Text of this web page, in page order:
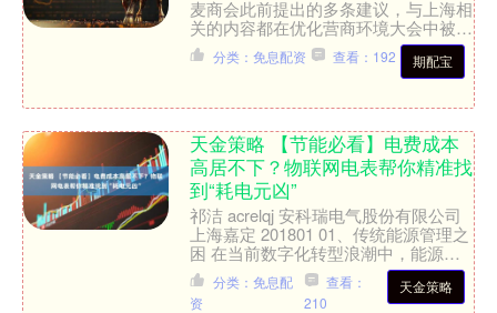
麦商会此前提出的多条建议，与上海相
关的内容都在优化营商环境大会中被提
及。”丹麦企业家、特雷通集团首席执
行官李曦萌日前在2026....
期配宝
分类：免息配资 查看：192
天金策略 【节能必看】电费成本
高居不下？物联网电表帮你精准找
到“耗电元凶”
祁洁 acrelqj 安科瑞电气股份有限公司
上海嘉定 201801 01、传统能源管理之
困 在当前数字化转型浪潮中，能源管
理的智能化、精细化已成为企业提升竞
争....
天金策略
分类：免息配
资
查看：
210